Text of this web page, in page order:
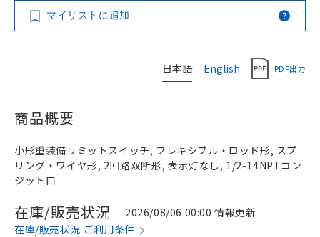
マイリストに追加
日本語 English PDF出力
商品概要
小形重装備リミットスイッチ, フレキシブル・ロッド形, スプ
リング・ワイヤ形, 2回路双断形, 表示灯なし, 1/2-14NPTコン
ジット口
在庫/販売状況
2026/08/06 00:00 情報更新
在庫/販売状況 ご利用条件